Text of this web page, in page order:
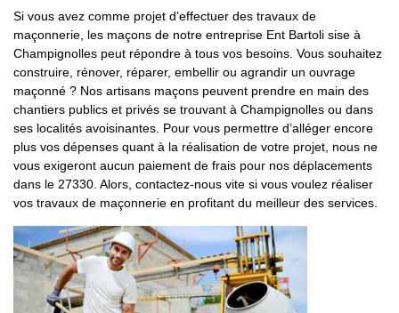
Si vous avez comme projet d’effectuer des travaux de
maçonnerie, les maçons de notre entreprise Ent Bartoli sise à
Champignolles peut répondre à tous vos besoins. Vous souhaitez
construire, rénover, réparer, embellir ou agrandir un ouvrage
maçonné ? Nos artisans maçons peuvent prendre en main des
chantiers publics et privés se trouvant à Champignolles ou dans
ses localités avoisinantes. Pour vous permettre d’alléger encore
plus vos dépenses quant à la réalisation de votre projet, nous ne
vous exigeront aucun paiement de frais pour nos déplacements
dans le 27330. Alors, contactez-nous vite si vous voulez réaliser
vos travaux de maçonnerie en profitant du meilleur des services.